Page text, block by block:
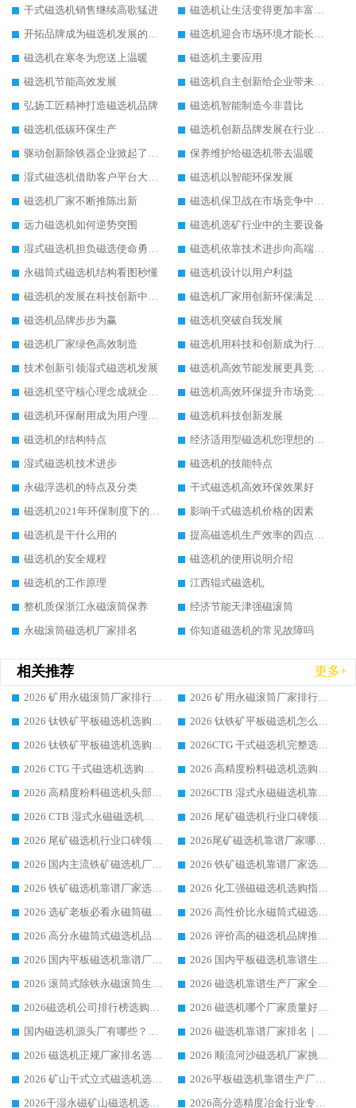
干式磁选机销售继续高歌猛进
磁选机让生活变得更加丰富多彩
开拓品牌成为磁选机发展的有效武器
磁选机迎合市场环境才能长远发展
磁选机在寒冬为您送上温暖
磁选机主要应用
磁选机节能高效发展
磁选机自主创新给企业带来了阳光
弘扬工匠精神打造磁选机品牌
磁选机智能制造今非昔比
磁选机低碳环保生产
磁选机创新品牌发展在行业的顶端
驱动创新除铁器企业掀起了发展风暴
保养维护给磁选机带去温暖
湿式磁选机借助客户平台大放异彩
磁选机以智能环保发展
磁选机厂家不断推陈出新
磁选机保卫战在市场竞争中打响
远力磁选机如何逆势突围
磁选机选矿行业中的主要设备
湿式磁选机担负磁选使命勇往直前
磁选机依靠技术进步向高端转型
永磁筒式磁选机结构看图秒懂
磁选机设计以用户利益
磁选机的发展在科技创新中成为焦点
磁选机厂家用创新环保满足市发展
磁选机品牌步步为赢
磁选机突破自我发展
磁选机厂家绿色高效制造
磁选机用科技和创新成为行业中的顶梁柱
技术创新引领湿式磁选机发展
磁选机高效节能发展更具竞争力
磁选机坚守核心理念成就企业辉煌
磁选机高效环保提升市场竞争力
磁选机环保耐用成为用户理想选择
磁选机科技创新发展
磁选机的结构特点
经济适用型磁选机您理想的选择
湿式磁选机技术进步
磁选机的技能特点
永磁浮选机的特点及分类
干式磁选机高效环保效果好
磁选机2021年环保制度下的发展出路
影响干式磁选机价格的因素
磁选机是干什么用的
提高磁选机生产效率的四点方法
磁选机的安全规程
磁选机的使用说明介绍
磁选机的工作原理
江西辊式磁选机,
整机质保浙江永磁滚筒保养
经济节能天津强磁滚筒
永磁滚筒磁选机厂家排名
你知道磁选机的常见故障吗
相关推荐 更多+
2026 矿用永磁滚筒厂家排行榜选购干货指南 行业口碑标杆华体会手机网页版-华体会(中国) 实力出众
2026 矿用永磁滚筒厂家排行榜选购指南，行业口碑领域强者华体会手机网页版-华体会(中国)
2026 钛铁矿平板磁选机选购全攻略 市场公认优质品牌厂家实力排行榜
2026 钛铁矿平板磁选机怎么选 靠谱生产企业实力排行榜选购参考攻略
2026 钛铁矿平板磁选机选购指南 行业口碑优选品牌生产企业实力排行榜
2026CTG 干式磁选机完整选购指南 行业口碑顶尖靠谱生产龙头厂家实力推荐
2026 CTG 干式磁选机选购指南|行业口碑靠谱生产厂家领域强者推荐
2026 高精度粉料磁选机选购全攻略 行业优质品牌华体会手机网页版-华体会(中国) 实力深度解析
2026 高精度粉料磁选机头部厂家选购指南 行业口碑靠谱品牌推荐 领域强者华体会手机网页版-华体会(中国) 解析
2026CTB 湿式永磁磁选机靠谱厂家实力排行榜 铁矿选矿设备采购全流程选购指南
2026 CTB 湿式永磁磁选机选购指南|行业口碑良好品牌推荐，领域强者华体会手机网页版-华体会(中国)
2026 尾矿磁选机行业口碑领域强者，源头直供国内主流厂家华体会手机网页版-华体会(中国) 一站式服务
2026 尾矿磁选机行业口碑领域强者，源头直供国内主流厂家华体会手机网页版-华体会(中国) 一站式服务
2026尾矿磁选机靠谱厂家哪家好 行业口碑领域强者华体会手机网页版-华体会(中国) 推荐
2026 国内主流铁矿磁选机厂家选购指南|行业口碑好品牌推荐，领域强者华体会手机网页版-华体会(中国)
2026 铁矿磁选机靠谱厂家选购全攻略 行业标杆华体会手机网页版-华体会(中国) 设备性价比出众
2026 铁矿磁选机靠谱厂家选购指南，领域强者华体会手机网页版-华体会(中国) 铁矿磁选机性价比高
2026 化工强磁磁选机选购指南 5 家行业口碑靠谱厂家领域强者推荐
2026 选矿老板必看永磁筒磁选机推荐 行业头部品牌口碑设备选购全攻略
2026 高性价比永磁筒式磁选机品牌盘点 行业强者口碑实测选购完整指南
2026 高分永磁筒式磁选机品牌推荐 选矿设备强者对比测评采购避坑全攻略
2026 评价高的磁选机品牌推荐选购指南，永磁筒式磁选机设备领域强者全景行业口碑解析
2026 国内平板磁选机靠谱厂家排名 行业实测口碑设备按需选购全指南
2026 国内平板磁选机靠谱生产厂家推荐排名|行业口碑选购指南，领域强者按需选设备
2026 滚筒式除铁永磁滚筒生产厂家推荐排名|行业口碑选购指南，领域强者源头厂商精选
2026 磁选机靠谱生产厂家全梳理 分场景选型行业头部品牌选购参考攻略
2026磁选机公司排行榜选购指南|正规源头厂家推荐，领域强者高性价比靠谱信赖品牌
2026 磁选机哪个厂家质量好？十大靠谱磁电企业排名选购指南
国内磁选机源头厂有哪些？2026 综合实力排名与采购避坑技巧
2026 磁选机靠谱厂家排名｜华体会手机网页版-华体会(中国) 高性价比磁选机磁电品牌
2026 磁选机正规厂家排名选购指南|行业口碑信赖品牌推荐性价比高靠谱磁电企业
2026 顺流河沙磁选机厂家挑选攻略 | 业内口碑龙头企业高性价比品牌推荐
2026 矿山干式立式磁选机选型攻略 梳理深耕磁电装备多年靠谱生产厂商
2026平板磁选机靠谱生产厂家选购指南 行业口碑良好品牌推荐 磁电领域实力强者
2026干湿永磁矿山磁选机选型攻略 优质生产厂家排名 选矿领域高口碑品牌推荐指南
2026高分选精度冶金行业专用磁选机生产厂家,干湿式磁选机源头供应商推荐